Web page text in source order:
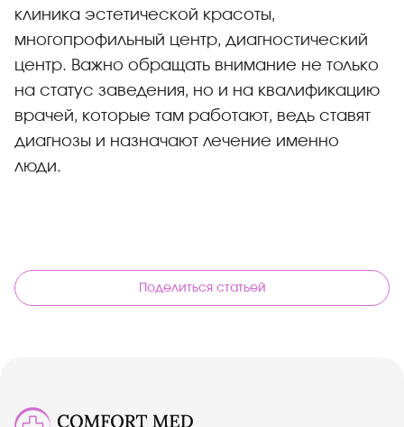
клиника эстетической красоты,
многопрофильный центр, диагностический
центр. Важно обращать внимание не только
на статус заведения, но и на квалификацию
врачей, которые там работают, ведь ставят
диагнозы и назначают лечение именно
люди.
Поделиться статьей